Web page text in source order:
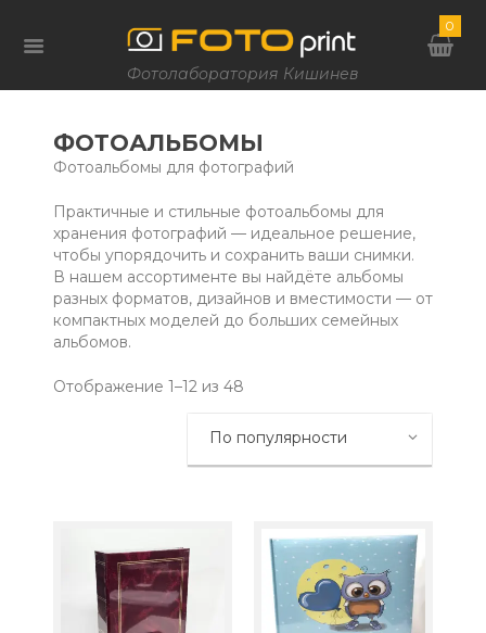
Фотолаборатория Кишинев
0
ФОТОАЛЬБОМЫ
Фотоальбомы для фотографий
Практичные и стильные фотоальбомы для
хранения фотографий — идеальное решение,
чтобы упорядочить и сохранить ваши снимки.
В нашем ассортименте вы найдёте альбомы
разных форматов, дизайнов и вместимости — от
компактных моделей до больших семейных
альбомов.
Отображение 1–12 из 48